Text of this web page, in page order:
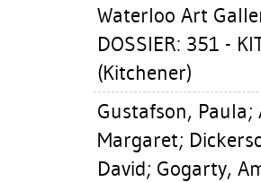
Waterloo Art
DOSSIER: 351 -
(Kitchener)
Gustafson, Paula;
Margaret;
David; Gogarty,